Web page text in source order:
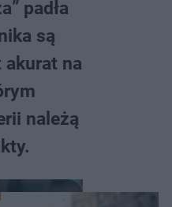
padła
są
akurat na
należą